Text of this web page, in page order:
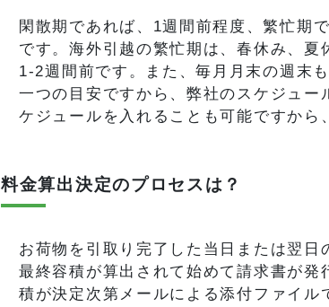
閑散期であれば、1週間前程度、繁忙
です。海外引越の繁忙期は、春休み、
1-2週間前です。また、毎月月末の週末
一つの目安ですから、弊社のスケジュ
ケジュールを入れることも可能ですから
料金算出決定のプロセスは？
お荷物を引取り完了した当日または翌日
最終容積が算出されて始めて請求書が
積が決定次第メールによる添付ファイ